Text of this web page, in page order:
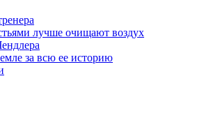
лучше очищают воздух
за всю ее историю